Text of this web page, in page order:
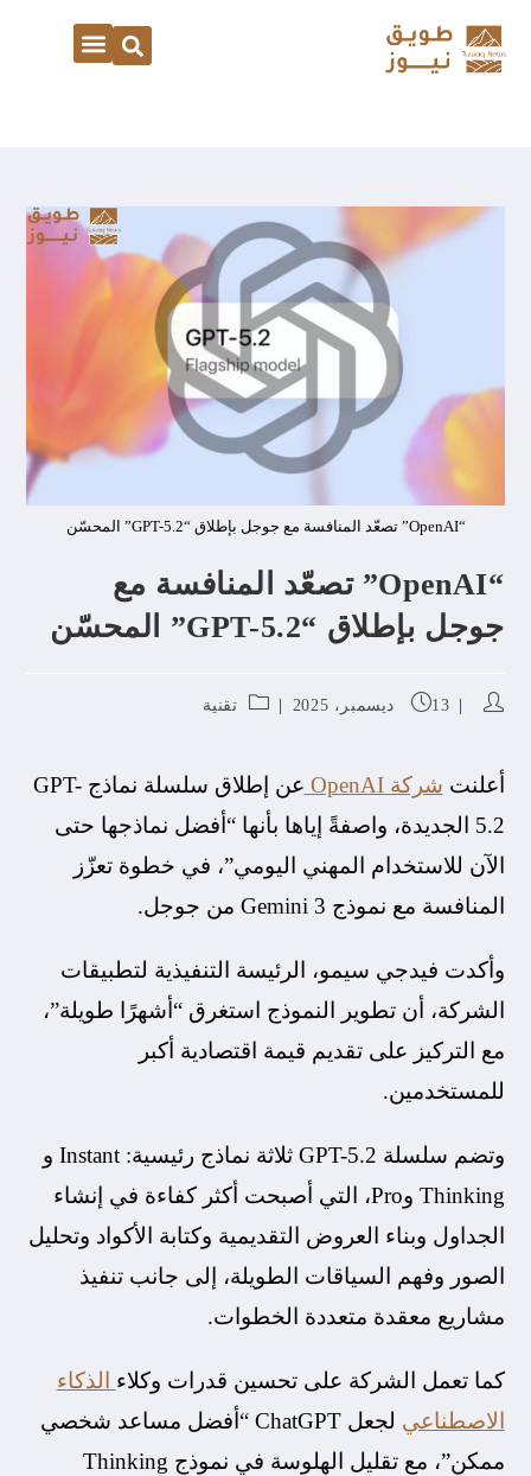
“OpenAI” تصعّد المنافسة مع جوجل بإطلاق “GPT-5.2” المحسّن
“OpenAI” تصعّد المنافسة مع
جوجل بإطلاق “GPT-5.2” المحسّن
13 ديسمبر، 2025 تقنية
أعلنت شركة OpenAI
عن إطلاق سلسلة نماذج GPT-
5.2 الجديدة، واصفةً إياها بأنها “أفضل نماذجها حتى
الآن للاستخدام المهني اليومي”، في خطوة تعزّز
المنافسة مع نموذج Gemini 3 من جوجل.
وأكدت فيدجي سيمو، الرئيسة التنفيذية لتطبيقات
الشركة، أن تطوير النموذج استغرق “أشهرًا طويلة”،
مع التركيز على تقديم قيمة اقتصادية أكبر
للمستخدمين.
وتضم سلسلة GPT-5.2 ثلاثة نماذج رئيسية: Instant و
Thinking وPro، التي أصبحت أكثر كفاءة في إنشاء
الجداول وبناء العروض التقديمية وكتابة الأكواد وتحليل
الصور وفهم السياقات الطويلة، إلى جانب تنفيذ
مشاريع معقدة متعددة الخطوات.
كما تعمل الشركة على تحسين قدرات وكلاء الذكاء
الاصطناعي
لجعل ChatGPT “أفضل مساعد شخصي
ممكن”، مع تقليل الهلوسة في نموذج Thinking